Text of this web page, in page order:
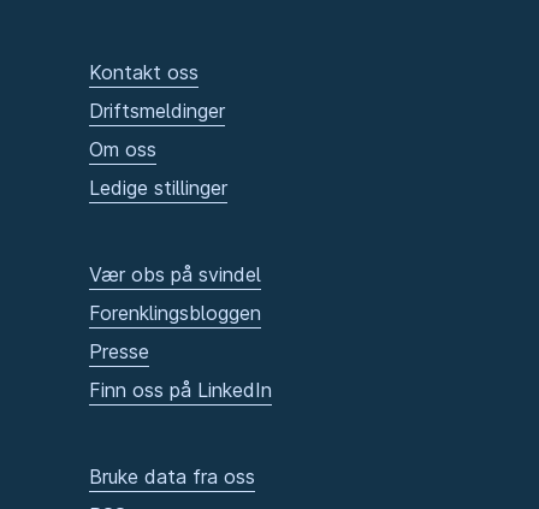
Kontakt oss
Driftsmeldinger
Om oss
Ledige stillinger
Vær obs på svindel
Forenklingsbloggen
Presse
Finn oss på LinkedIn
Bruke data fra oss